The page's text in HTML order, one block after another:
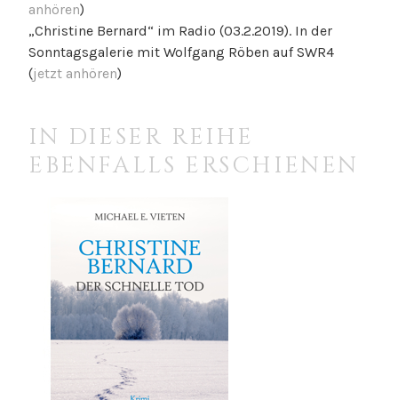
anhören)
„Christine Bernard“ im Radio (03.2.2019). In der
Sonntagsgalerie mit Wolfgang Röben auf SWR4
(jetzt anhören)
IN DIESER REIHE
EBENFALLS ERSCHIENEN